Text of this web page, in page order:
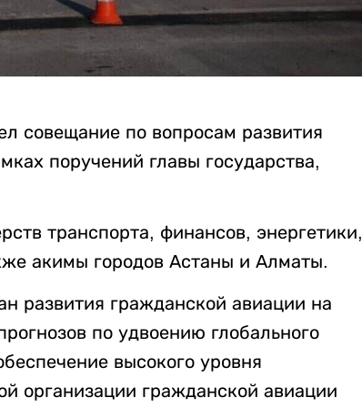
совещание по вопросам развития
поручений главы государства,
транспорта, финансов, энергетики,
акимы городов Астаны и Алматы.
развития гражданской авиации на
по удвоению глобального
высокого уровня
организации гражданской авиации